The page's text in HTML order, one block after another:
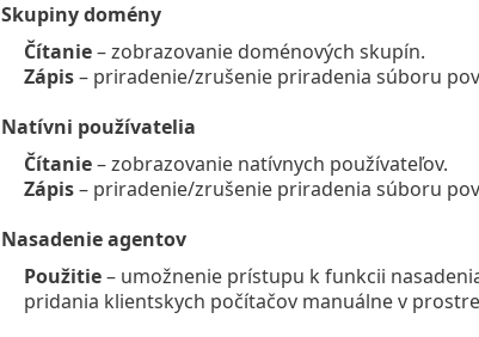
Skupiny domény
Čítanie– zobrazovanie doménových skupín.
Zápis– priradenie/zrušenie priradenia súboru
Natívni používatelia
Čítanie– zobrazovanie natívnych používateľov.
Zápis– priradenie/zrušenie priradenia súboru
Nasadenie agentov
Použitie– umožnenie prístupu k funkcii
pridania klientskych počítačov manuálne v